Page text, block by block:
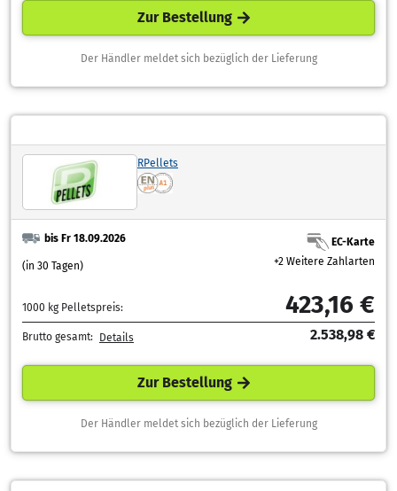
Zur Bestellung
Der Händler meldet sich bezüglich der Lieferung
RPellets
bis Fr 18.09.2026
(in 30 Tagen)
EC-Karte
+2 Weitere Zahlarten
1000 kg Pelletspreis: 423,16 €
Brutto gesamt: Details 2.538,98 €
Zur Bestellung
Der Händler meldet sich bezüglich der Lieferung